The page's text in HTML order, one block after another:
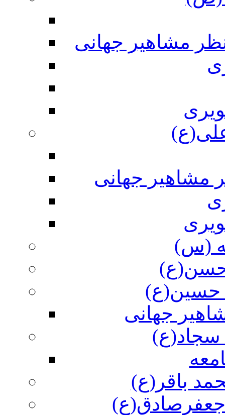
مشاهیر جهانی
مشاهیر جهانی
(س)
حسن(ع)
حسین(ع)
جهانی
سجاد(ع)
باقر(ع)
جعفرصادق(ع)